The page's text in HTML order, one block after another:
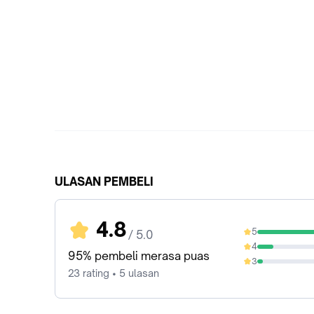
ULASAN PEMBELI
4.8 / 5.0
95% pembeli merasa puas
23 rating • 5 ulasan
5
82.61%
4
13.04%
3
4.35%